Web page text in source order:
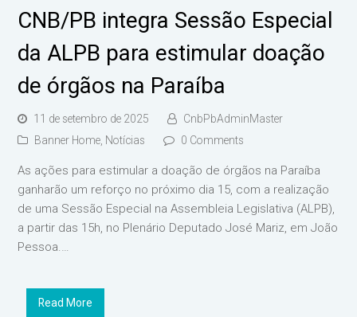
CNB/PB integra Sessão Especial
da ALPB para estimular doação
de órgãos na Paraíba
11 de setembro de 2025
CnbPbAdminMaster
Banner Home Notícias 0 Comments
As ações para estimular a doação de órgãos na Paraíba
ganharão um reforço no próximo dia 15, com a realização
de uma Sessão Especial na Assembleia Legislativa (ALPB),
a partir das 15h, no Plenário Deputado José Mariz, em João
Pessoa.…
Read More